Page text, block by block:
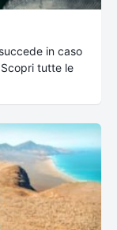
in caso
tutte le